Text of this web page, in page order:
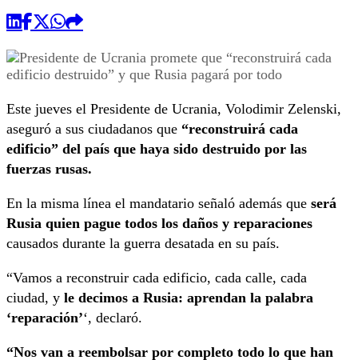
Este jueves el Presidente de Ucrania, Volodimir Zelenski,
aseguró a sus ciudadanos que “reconstruirá cada
edificio” del país que haya sido destruido por las
fuerzas rusas.
En la misma línea el mandatario señaló además que será
Rusia quien pague todos los daños y reparaciones
causados durante la guerra desatada en su país.
“Vamos a reconstruir cada edificio, cada calle, cada
ciudad, y le decimos a Rusia: aprendan la palabra
‘reparación’‘, declaró.
“Nos van a reembolsar por completo todo lo que han